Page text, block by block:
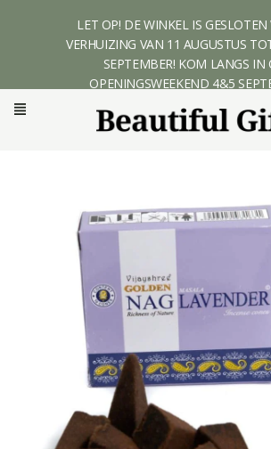
LET OP! DE WINKEL IS GESLOTEN
VERHUIZING VAN 11 AUGUSTUS
SEPTEMBER! KOM LANGS IN
OPENINGSWEEKEND 4&5